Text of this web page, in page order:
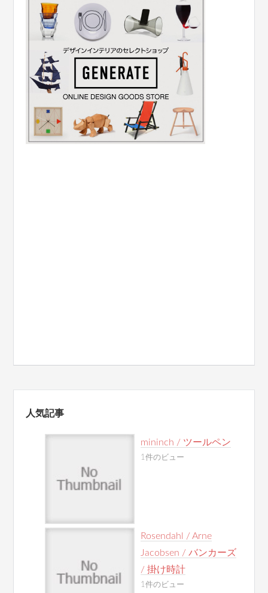
人気記事
mininch / ツールペン
1件のビュー
Rosendahl / Arne
Jacobsen / バンカーズ
/ 掛け時計
1件のビュー